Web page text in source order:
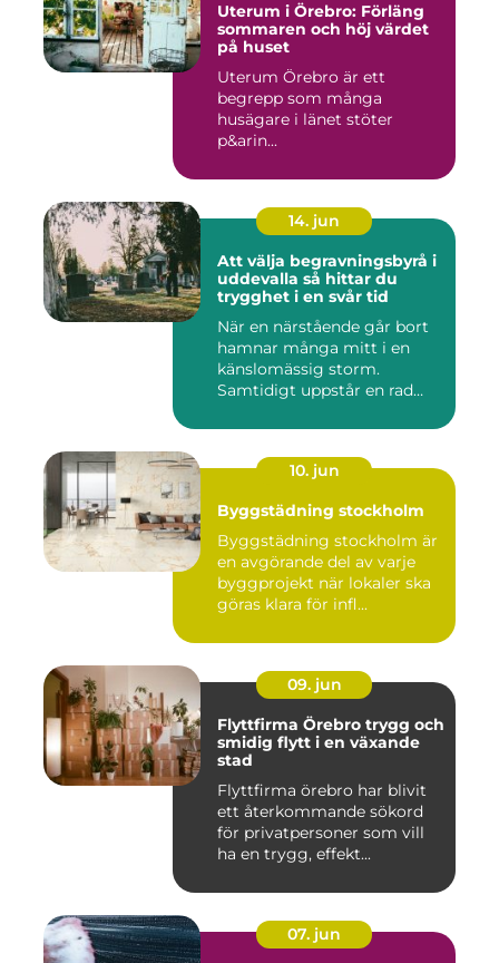
Uterum i Örebro: Förläng
sommaren och höj värdet
på huset
Uterum Örebro är ett
begrepp som många
husägare i länet stöter
p&arin...
14. jun
Att välja begravningsbyrå i
uddevalla så hittar du
trygghet i en svår tid
När en närstående går bort
hamnar många mitt i en
känslomässig storm.
Samtidigt uppstår en rad
10. jun
Byggstädning stockholm
Byggstädning stockholm är
en avgörande del av varje
byggprojekt när lokaler ska
göras klara för infl...
09. jun
Flyttfirma Örebro trygg och
smidig flytt i en växande
stad
Flyttfirma örebro har blivit
ett återkommande sökord
för privatpersoner som vill
ha en trygg, effekt...
07. jun